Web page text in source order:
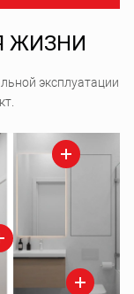
ЖИЗНИ
эксплуатации